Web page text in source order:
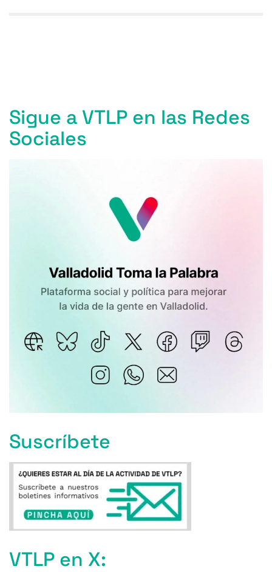
Sigue a VTLP en las Redes
Sociales
Suscríbete
VTLP en X: